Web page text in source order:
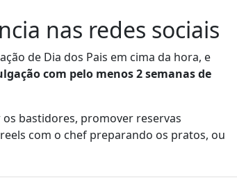
nas redes sociais
de Dia dos Pais em cima da hora, e
com pelo menos 2 semanas de
bastidores, promover reservas
com o chef preparando os pratos, ou